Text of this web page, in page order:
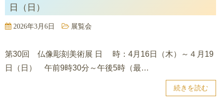
日（日）
2026年3月6日 展覧会
第30回 仏像彫刻美術展 日 時：4月16日（木）～４月19
日（日） 午前9時30分～午後5時（最…
続きを読む